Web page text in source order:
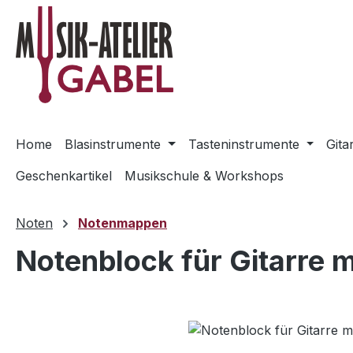
Hauptinhalt springen
Zur Suche springen
Zur Hauptnavigation springen
Home Blasinstrumente Tasteninstrumente
Geschenkartikel
Musikschule & Workshops
Noten Notenmappen
Notenblock für Gitarre